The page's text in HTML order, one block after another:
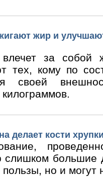
жир и
за собой
тех, кому по
своей
делает кости
слишком большие
но и могут